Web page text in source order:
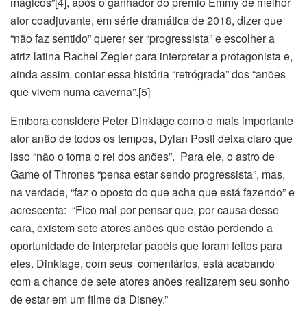
ator coadjuvante, em série dramática de 2018, dizer que
“não faz sentido” querer ser “progressista” e escolher a
atriz latina Rachel Zegler para interpretar a protagonista e,
ainda assim, contar essa história “retrógrada” dos “anões
que vivem numa caverna”.[5]
Embora considere Peter Dinklage como o mais importante
ator anão de todos os tempos, Dylan Postl deixa claro que
isso “não o torna o rei dos anões”. Para ele, o astro de
Game of Thrones “pensa estar sendo progressista”, mas,
na verdade, “faz o oposto do que acha que está fazendo” e
acrescenta: “Fico mal por pensar que, por causa desse
cara, existem sete atores anões que estão perdendo a
oportunidade de interpretar papéis que foram feitos para
eles. Dinklage, com seus comentários, está acabando
com a chance de sete atores anões realizarem seu sonho
de estar em um filme da Disney.”